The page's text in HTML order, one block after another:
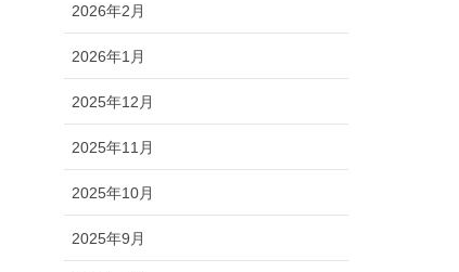
2026年2月
2026年1月
2025年12月
2025年11月
2025年10月
2025年9月